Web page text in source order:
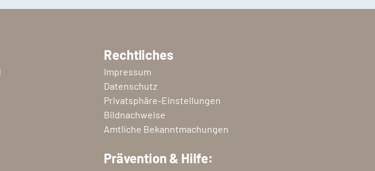
Rechtliches
Impressum
Datenschutz
Privatsphäre-Einstellungen
Bildnachweise
Amtliche Bekanntmachungen
Prävention & Hilfe: